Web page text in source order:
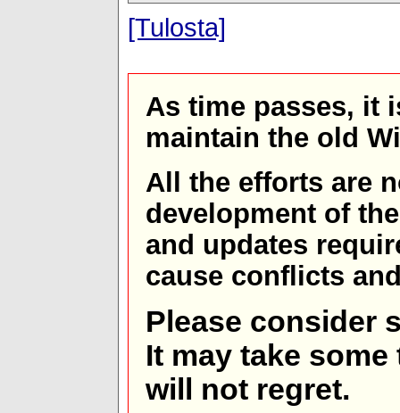
[Tulosta]
As time passes, it
maintain the old
All the efforts are
development of
and updates
cause conflicts
Please consider
It may take
will not regret.